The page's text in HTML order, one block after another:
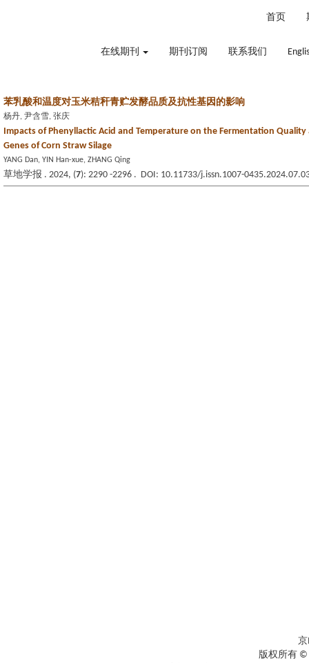
首页
在线期刊 期刊订阅 联系我们
苯乳酸和温度对玉米秸秆青贮发酵品质及抗性基因的影响
杨丹, 尹含雪, 张庆
Impacts of Phenyllactic Acid and Temperature on the Fermentation
Genes of Corn Straw Silage
YANG Dan, YIN Han-xue, ZHANG Qing
草地学报 . 2024, (7): 2290 -2296 . DOI: 10.11733/j.issn.1007-
京
版权所有 ©